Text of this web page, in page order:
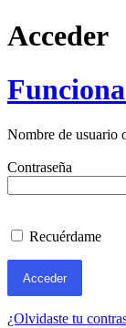
Acceder
Nombre de usuario
Contraseña
Recuérdame
¿Olvidaste tu